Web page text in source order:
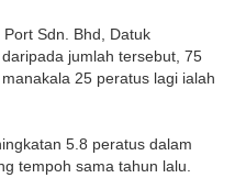
Sdn. Bhd, Datuk
jumlah tersebut, 75
25 peratus lagi ialah
5.8 peratus dalam
tempoh sama tahun lalu.